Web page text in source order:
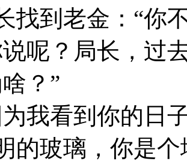
到老金：“你不
？局长，过去
？”
看到你的日子
的玻璃，你是